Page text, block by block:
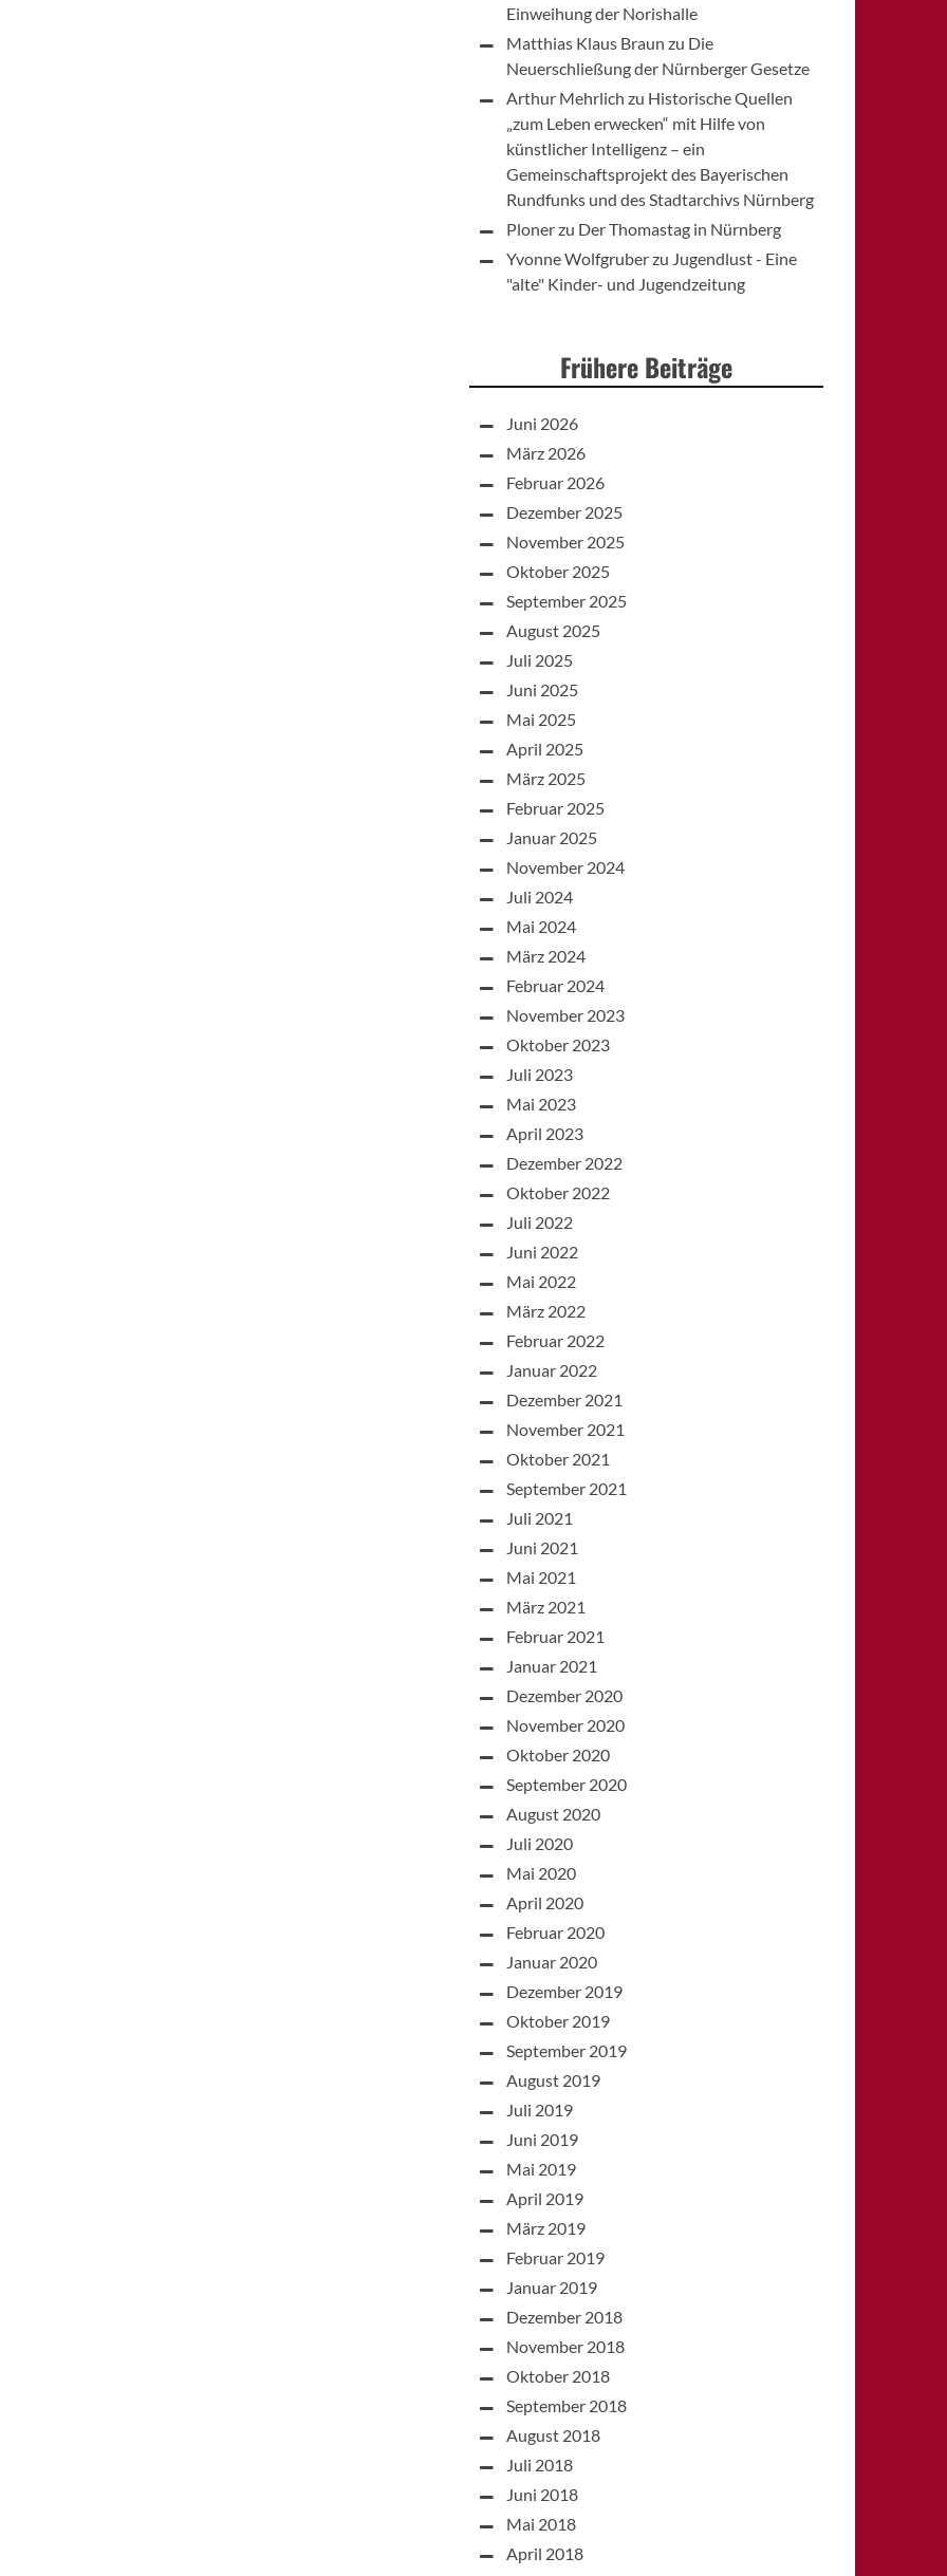
Einweihung der Norishalle
Matthias Klaus Braun zu Die
Neuerschließung der Nürnberger Gesetze
Arthur Mehrlich zu Historische Quellen
„zum Leben erwecken“ mit Hilfe von
künstlicher Intelligenz – ein
Gemeinschaftsprojekt des Bayerischen
Rundfunks und des Stadtarchivs Nürnberg
Plonerzu Der Thomastag in Nürnberg
Yvonne Wolfgruberzu Jugendlust - Eine
"alte" Kinder- und Jugendzeitung
Frühere Beiträge
Juni 2026
März 2026
Februar 2026
Dezember 2025
November 2025
Oktober 2025
September 2025
August 2025
Juli 2025
Juni 2025
Mai 2025
April 2025
März 2025
Februar 2025
Januar 2025
November 2024
Juli 2024
Mai 2024
März 2024
Februar 2024
November 2023
Oktober 2023
Juli 2023
Mai 2023
April 2023
Dezember 2022
Oktober 2022
Juli 2022
Juni 2022
Mai 2022
März 2022
Februar 2022
Januar 2022
Dezember 2021
November 2021
Oktober 2021
September 2021
Juli 2021
Juni 2021
Mai 2021
März 2021
Februar 2021
Januar 2021
Dezember 2020
November 2020
Oktober 2020
September 2020
August 2020
Juli 2020
Mai 2020
April 2020
Februar 2020
Januar 2020
Dezember 2019
Oktober 2019
September 2019
August 2019
Juli 2019
Juni 2019
Mai 2019
April 2019
März 2019
Februar 2019
Januar 2019
Dezember 2018
November 2018
Oktober 2018
September 2018
August 2018
Juli 2018
Juni 2018
Mai 2018
April 2018